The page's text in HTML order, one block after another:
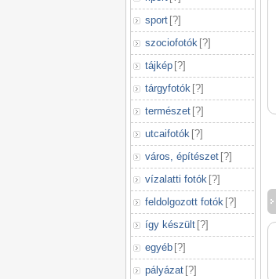
sport [?]
szociofotók [?]
tájkép [?]
tárgyfotók [?]
természet [?]
utcaifotók [?]
város, építészet [?]
vízalatti fotók [?]
feldolgozott fotók [?]
így készült [?]
egyéb [?]
pályázat [?]